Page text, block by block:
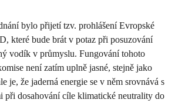
bylo přijetí tzv. prohlášení Evropské
které bude brát v potaz při posuzování
vodík v průmyslu. Fungování tohoto
není zatím uplně jasné, stejně jako
je, že jaderná energie se v něm srovnává s
při dosahování cíle klimatické neutrality do